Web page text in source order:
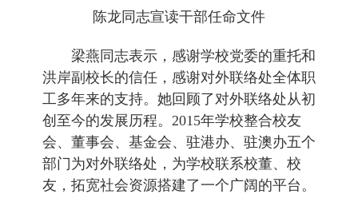
陈龙同志宣读干部任命文件
梁燕同志表示，感谢学校党委的重托和
洪岸副校长的信任，感谢对外联络处全体职
工多年来的支持。她回顾了对外联络处从初
创至今的发展历程。 2015年学校整合校友
会、董事会、基金会、驻港办、驻澳办五个
部门为对外联络处，为学校联系校董、校
友，拓宽社会资源搭建了一个广阔的平台。